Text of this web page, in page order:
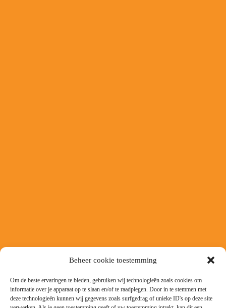
Beheer cookie toestemming
Om de beste ervaringen te bieden, gebruiken wij technologieën zoals cookies om
informatie over je apparaat op te slaan en/of te raadplegen. Door in te stemmen met
deze technologieën kunnen wij gegevens zoals surfgedrag of unieke ID's op deze site